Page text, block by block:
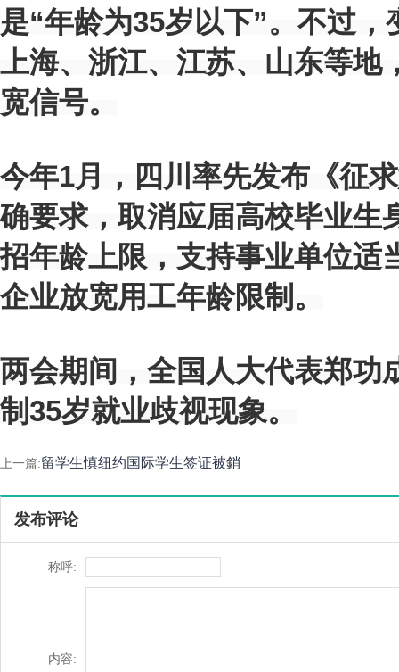
是“年龄为35岁以下”。不过
上海、浙江、江苏、山东等地
宽信号。
今年1月，四川率先发布《征
确要求，取消应届高校毕业生
招年龄上限，支持事业单位适
企业放宽用工年龄限制。
两会期间，全国人大代表郑功
制35岁就业歧视现象。
上一篇:留学生慎纽约国际学生签证被銷
发布评论
称呼:
内容: